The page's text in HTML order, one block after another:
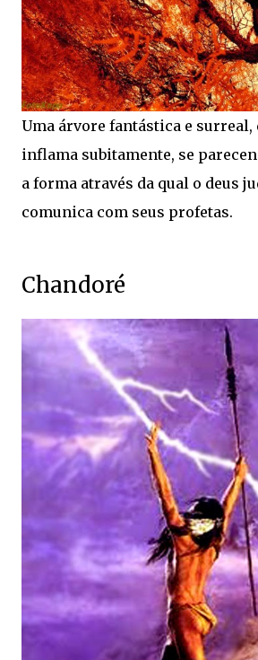
Uma árvore fantástica e surreal,
inflama subitamente, se
a forma através da qual o deus
comunica com seus profetas.
Chandoré